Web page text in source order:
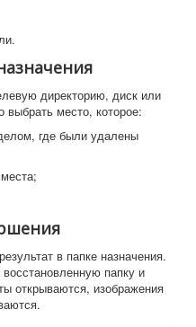
директорию, диск или
выбрать место, которое:
где были удалены
в папке назначения.
папку и
открываются, изображения